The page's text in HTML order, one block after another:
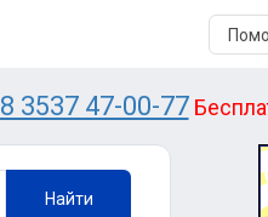
8 3537 47-00-77
Найти